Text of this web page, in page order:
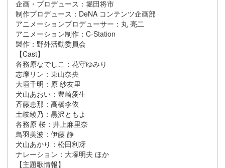
企画・プロデュース：堀田将市
制作プロデュース：DeNA コンテンツ企画部
アニメーションプロデューサー：丸 亮二
アニメーション制作：C-Station
製作：野外活動委員会
【Cast】
各務原なでしこ：花守ゆみり
志摩リン：東山奈央
大垣千明：原 紗友里
犬山あおい：豊崎愛生
斉藤恵那：高橋李依
土岐綾乃：黒沢ともよ
各務原 桜：井上麻里奈
鳥羽美波：伊藤 静
犬山あかり：松田利冴
ナレーション：大塚明夫 ほか
【主題歌情報】